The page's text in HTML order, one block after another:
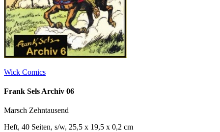
Wick Comics
Frank Sels Archiv 06
Marsch Zehntausend
Heft, 40 Seiten, s/w, 25,5 x 19,5 x 0,2 cm